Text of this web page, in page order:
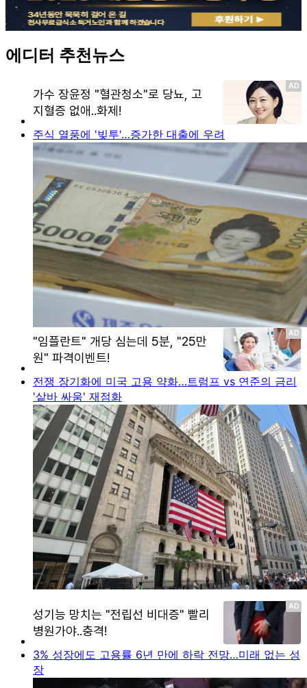
에디터 추천뉴스
주식 열풍에 '빚투'…증가한 대출에 우려
전쟁 장기화에 미국 고용 약화…트럼프 vs 연준의 금리
'샅바 싸움' 재점화
3% 성장에도 고용률 6년 만에 하락 전망…미래 없는 성
장